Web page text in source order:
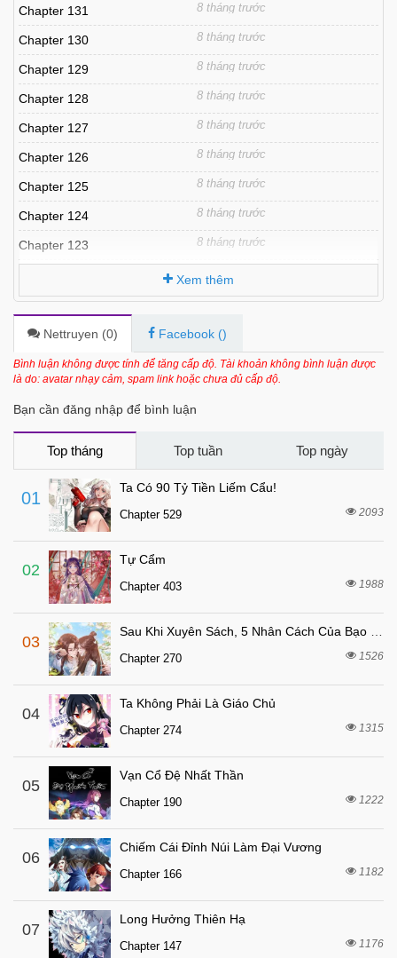
Chapter 131 8 tháng trước
Chapter 130 8 tháng trước
Chapter 129 8 tháng trước
Chapter 128 8 tháng trước
Chapter 127 8 tháng trước
Chapter 126 8 tháng trước
Chapter 125 8 tháng trước
Chapter 124 8 tháng trước
Chapter 123 8 tháng trước
Chapter 121 8 tháng trước
Chapter 120 8 tháng trước
Chapter 119 8 tháng trước
8 tháng trước
Chapter 117
Chapter 116 8 tháng trước
Chapter 115
Chapter 114
Chapter 113
Chapter 112
Chapter 111
Chapter 110
Chapter 109
Chapter 108 8 tháng trước
Chapter 107 8 tháng trước
Chapter 106
Chapter 105 8 tháng trước
Chapter 104
Chapter 103 8 tháng trước
Chapter 102
Chapter 101
Chapter 100 8 tháng trước
Chapter 99
Xem thêm
Nettruyen (0) Facebook ()
Bình luận không được tính để tăng cấp độ. Tài khoản không bình luận được
là do: avatar nhạy cảm, spam link hoặc chưa đủ cấp độ.
Bạn cần đăng nhập để bình luận
Top tháng Top tuần Top ngày
01
Ta Có 90 Tỷ Tiền Liếm Cẩu!
Chapter 529 2093
02
Tự Cẩm
Chapter 403 1988
03
Chapter 270 1526
04
Ta Không Phải Là Giáo Chủ
Chapter 274 1315
05
Vạn Cổ Đệ Nhất Thần
Chapter 190 1222
06
Chiếm Cái Đỉnh Núi Làm Đại Vương
Chapter 166 1182
07
Long Hưởng Thiên Hạ
Chapter 147 1176